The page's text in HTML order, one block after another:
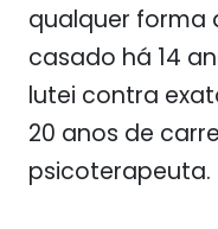
qualquer forma
casado há 14
lutei contra
20 anos de
psicoterapeuta.